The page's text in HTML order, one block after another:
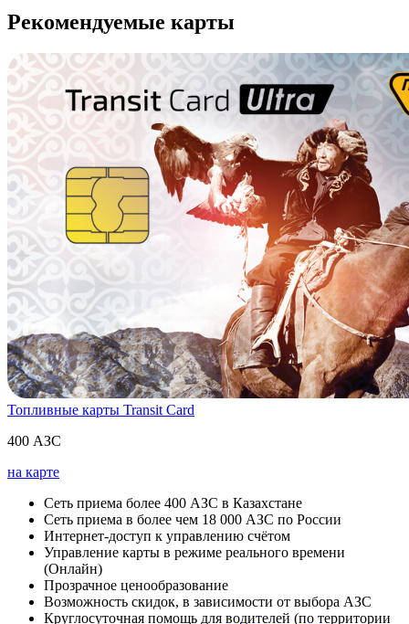
Рекомендуемые карты
Топливные карты Transit Card
400 АЗС
на карте
Сеть приема более 400 АЗС в Казахстане
Cеть приема в более чем 18 000 АЗС по России
Интернет-доступ к управлению счётом
Управление карты в режиме реального времени
(Онлайн)
Прозрачное ценообразование
Возможность скидок, в зависимости от выбора АЗС
Круглосуточная помощь для водителей (по территории